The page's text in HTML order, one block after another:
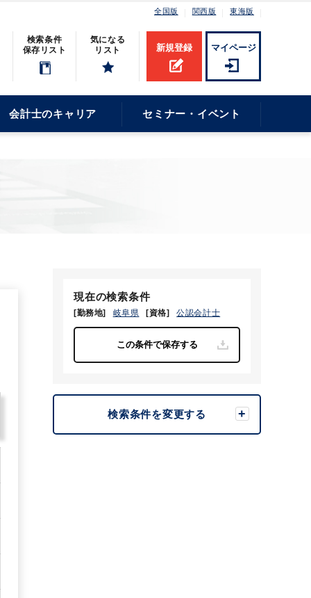
全国版 関西版 東海版
検索条件
保存リスト
気になる
リスト
新規登録 マイページ
会計士のキャリア セミナー・イベント
現在の検索条件
[勤務地] 岐阜県 [資格] 公認会計士
検索条件を変更する